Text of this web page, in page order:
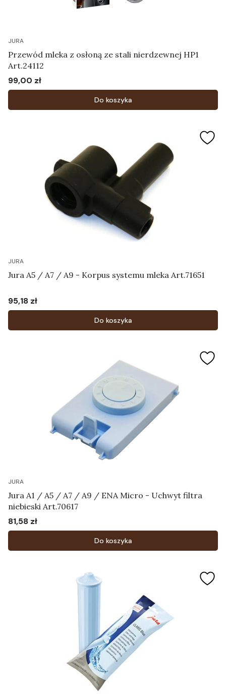
JURA
Przewód mleka z osłoną ze stali nierdzewnej HP1
Art.24112
Cena
99,00 zł
Do koszyka
JURA
Jura A5 / A7 / A9 - Korpus systemu mleka Art.71651
Cena
95,18 zł
Do koszyka
JURA
Jura A1 / A5 / A7 / A9 / ENA Micro - Uchwyt filtra
niebieski Art.70617
Cena
81,58 zł
Do koszyka